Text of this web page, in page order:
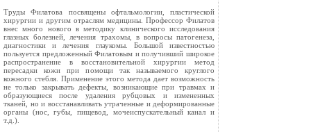
Труды Филатова посвящены офтальмологии, пластической
хирургии и другим отраслям медицины. Профессор Филатов
внес много нового в методику клинического исследования
глазных болезней, лечения трахомы, в вопросы патогенеза,
диагностики и лечения глаукомы. Большой известностью
пользуется предложенный Филатовым и получивший широкое
распространение в восстановительной хирургии метод
пересадки кожи при помощи так называемого круглого
кожного стебля. Применение этого метода дает возможность
не только закрывать дефекты, возникающие при травмах и
образующиеся после удаления рубцовых и измененных
тканей, но и восстанавливать утраченные и деформированные
органы (нос, губы, пищевод, мочеиспускательный канал и
т.д.).